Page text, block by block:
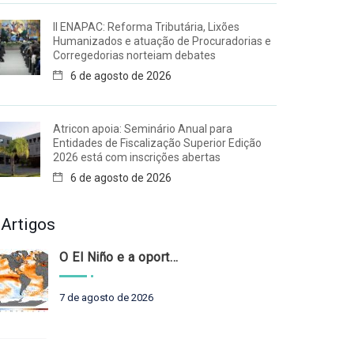
II ENAPAC: Reforma Tributária, Lixões
Humanizados e atuação de Procuradorias e
Corregedorias norteiam debates
6 de agosto de 2026
Atricon apoia: Seminário Anual para
Entidades de Fiscalização Superior Edição
2026 está com inscrições abertas
6 de agosto de 2026
Artigos
O El Niño e a oportunidade de fortalecer o controle externo das políticas climáticas
7 de agosto de 2026